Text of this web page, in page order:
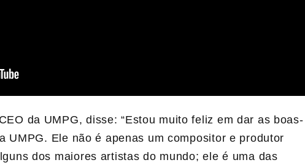
da UMPG, disse: “Estou muito feliz em dar as boas-
UMPG. Ele não é apenas um compositor e produtor
dos maiores artistas do mundo; ele é uma das